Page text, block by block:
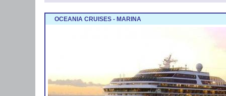
OCEANIA CRUISES - MARINA